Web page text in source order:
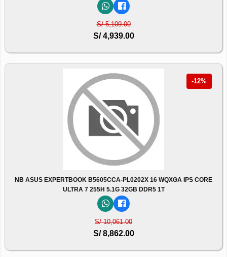
S/ 5,109.00
S/ 4,939.00
-12%
NB ASUS EXPERTBOOK B5605CCA-PL0202X 16 WQXGA IPS CORE
ULTRA 7 255H 5.1G 32GB DDR5 1T
S/ 10,061.00
S/ 8,862.00